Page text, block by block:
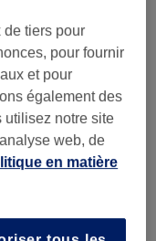
de tiers pour
pour fournir
et pour
également des
utilisez notre site
web, de
en matière